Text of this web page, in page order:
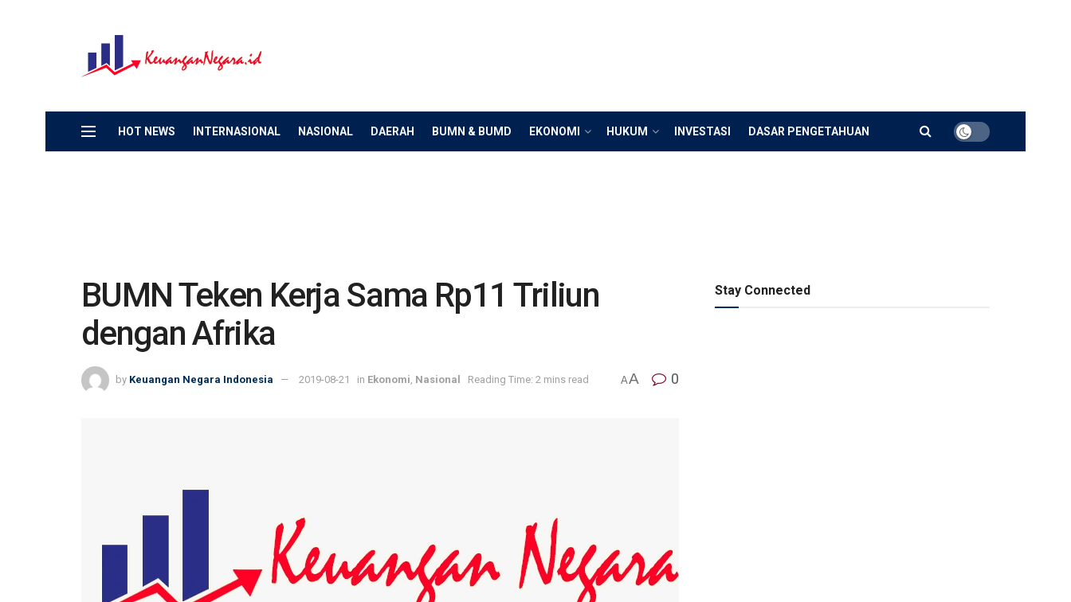
HOT NEWS INTERNASIONAL NASIONAL DAERAH BUMN & BUMD EKONOMI HUKUM INVESTASI DASAR PENGETAHUAN
BUMN Teken Kerja Sama Rp11 Triliun
dengan Afrika
by Keuangan Negara Indonesia 2019-08-21 in Ekonomi Nasional Reading Time: 2 mins read AA 0
Stay Connected